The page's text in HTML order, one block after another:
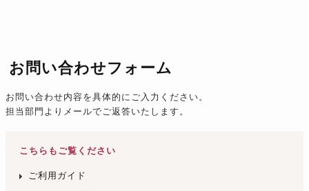
お問い合わせフォーム
お問い合わせ内容を具体的にご入力ください。
担当部門よりメールでご返答いたします。
こちらもご覧ください
ご利用ガイド